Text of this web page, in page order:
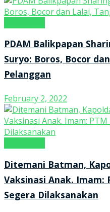
PDAM Balikpapan
Suryo: Boros, Bocor
Pelanggan
February 2, 2022
Ditemani Batman,
Vaksinasi Anak. Imam:
Segera Dilaksanakan